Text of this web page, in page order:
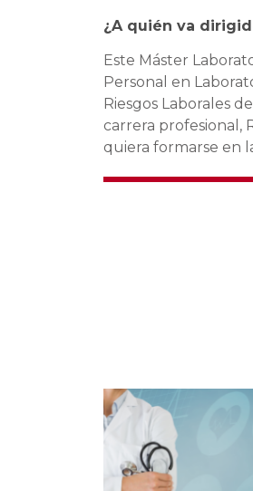
¿A quién va
Este Máster
Personal en
Riesgos Laborales
carrera profesional,
quiera formarse en